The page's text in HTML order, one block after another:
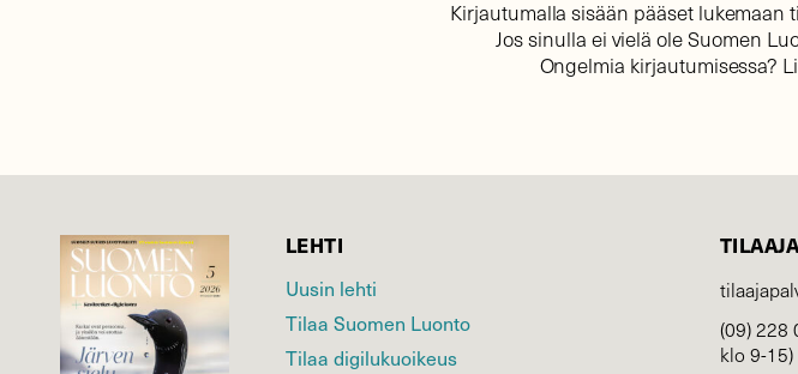
Kirjautumalla sisään pääset lukemaan
Jos sinulla ei vielä ole Suomen
Ongelmia kirjautumisessa?
LEHTI
Uusin lehti
Tilaa Suomen Luonto
Tilaa digilukuoikeus
(09) 228
klo 9-15)